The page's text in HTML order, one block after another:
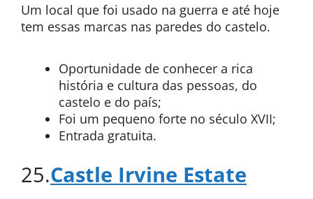
Um local que foi usado na guerra e até hoje
tem essas marcas nas paredes do castelo.
Oportunidade de conhecer a rica
história e cultura das pessoas, do
castelo e do país;
Foi um pequeno forte no século XVII;
Entrada gratuita.
25.Castle Irvine Estate